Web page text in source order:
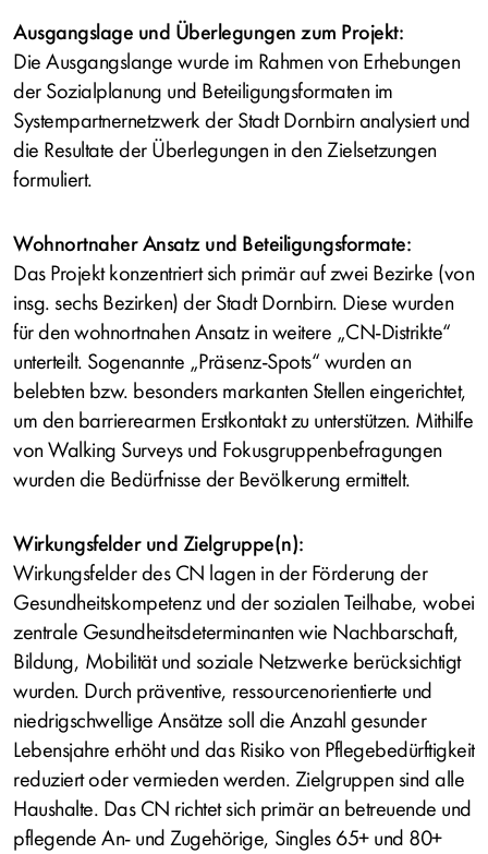
Ausgangslage und Überlegungen zum Projekt:
Die Ausgangslange wurde im Rahmen von Erhebungen
der Sozialplanung und Beteiligungsformaten im
Systempartnernetzwerk der Stadt Dornbirn analysiert und
die Resultate der Überlegungen in den Zielsetzungen
formuliert.
Wohnortnaher Ansatz und Beteiligungsformate:
Das Projekt konzentriert sich primär auf zwei Bezirke (von
insg. sechs Bezirken) der Stadt Dornbirn. Diese wurden
für den wohnortnahen Ansatz in weitere „CN-Distrikte“
unterteilt. Sogenannte „Präsenz-Spots“ wurden an
belebten bzw. besonders markanten Stellen eingerichtet,
um den barrierearmen Erstkontakt zu unterstützen. Mithilfe
von Walking Surveys und Fokusgruppenbefragungen
wurden die Bedürfnisse der Bevölkerung ermittelt.
Wirkungsfelder und Zielgruppe(n):
Wirkungsfelder des CN lagen in der Förderung der
Gesundheitskompetenz und der sozialen Teilhabe, wobei
zentrale Gesundheitsdeterminanten wie Nachbarschaft,
Bildung, Mobilität und soziale Netzwerke berücksichtigt
wurden. Durch präventive, ressourcenorientierte und
niedrigschwellige Ansätze soll die Anzahl gesunder
Lebensjahre erhöht und das Risiko von Pflegebedürftigkeit
reduziert oder vermieden werden. Zielgruppen sind alle
Haushalte. Das CN richtet sich primär an betreuende und
pflegende An- und Zugehörige, Singles 65+ und 80+